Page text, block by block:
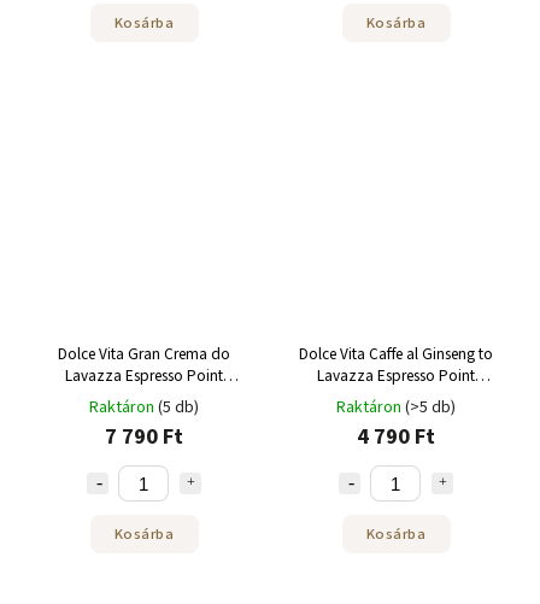
Kosárba Kosárba
Dolce Vita Gran Crema do
Lavazza Espresso Point
kapszula 100 db
Raktáron (5 db)
7 790 Ft
Kosárba
Dolce Vita Caffe al Ginseng to
Lavazza Espresso Point
kapszula 50 db
Raktáron (>5 db)
4 790 Ft
Kosárba